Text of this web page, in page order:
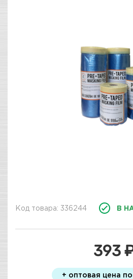
Код товара: 336244 В
393
+ оптовая цена